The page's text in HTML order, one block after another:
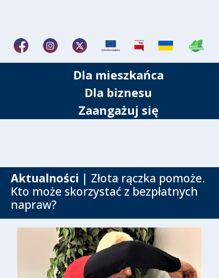
Dla mieszkańca
Dla biznesu
Zaangażuj się
Aktualności | Złota rączka pomoże.
Kto może skorzystać z bezpłatnych
napraw?